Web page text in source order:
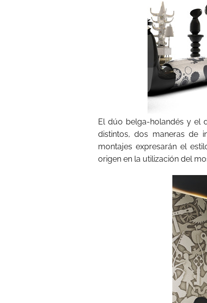
El dúo belga-holandés y el
distintos, dos maneras de
montajes expresarán el
origen en la utilización del